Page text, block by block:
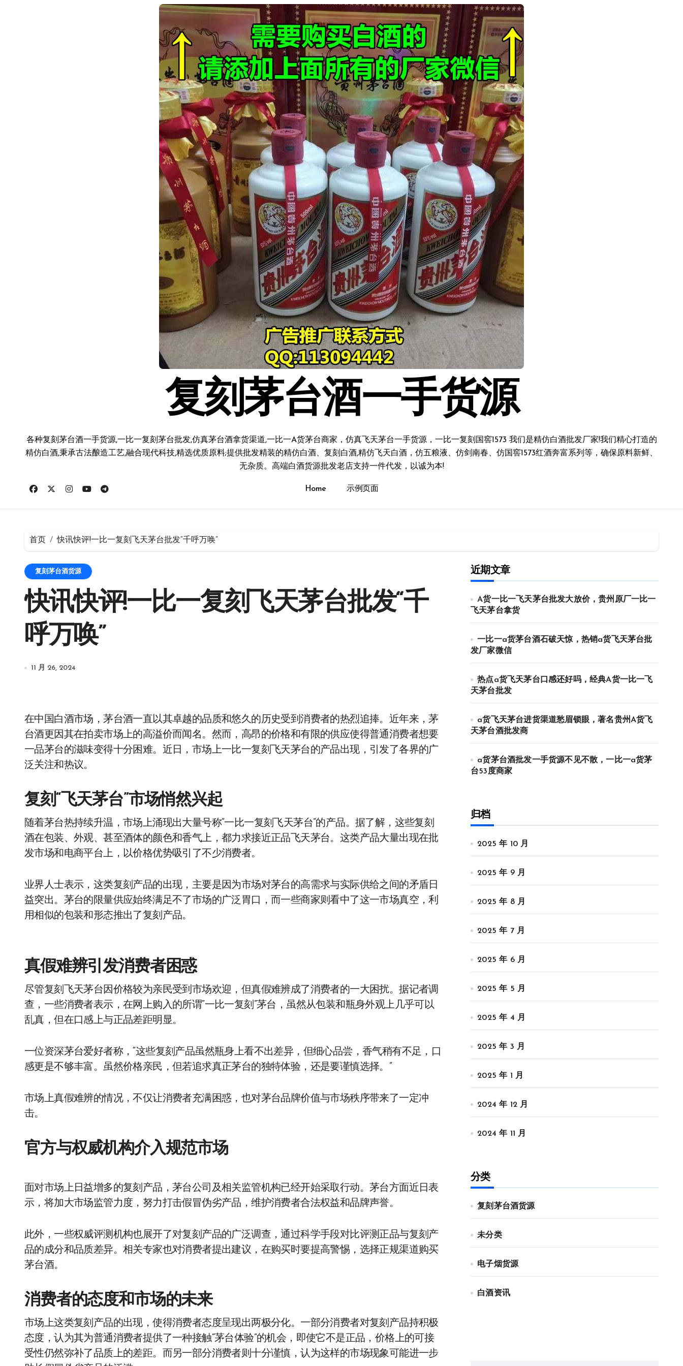
复刻茅台酒一手货源
各种复刻茅台酒一手货源,一比一复刻茅台批发,仿真茅台酒拿货渠道,一比一A货茅台商家，仿真飞天茅台一手货源，一比一复刻国窖1573 我们是精仿白酒批发厂家!我们精心打造的
精仿白酒,秉承古法酿造工艺,融合现代科技,精选优质原料;提供批发精装的精仿白酒、复刻白酒,精仿飞天白酒，仿五粮液、仿剑南春、仿国窖1573红酒奔富系列等，确保原料新鲜、
无杂质。高端白酒货源批发老店支持一件代发，以诚为本!
Home 示例页面
首页 快讯快评!一比一复刻飞天茅台批发“千呼万唤”
复刻茅台酒货源
快讯快评!一比一复刻飞天茅台批发“千
呼万唤”
11 月 26, 2024
在中国白酒市场，茅台酒一直以其卓越的品质和悠久的历史受到消费者的热烈追捧。近年来，茅
台酒更因其在拍卖市场上的高溢价而闻名。然而，高昂的价格和有限的供应使得普通消费者想要
一品茅台的滋味变得十分困难。近日，市场上一比一复刻飞天茅台的产品出现，引发了各界的广
泛关注和热议。
复刻“飞天茅台”市场悄然兴起
随着茅台热持续升温，市场上涌现出大量号称“一比一复刻飞天茅台”的产品。据了解，这些复刻
酒在包装、外观、甚至酒体的颜色和香气上，都力求接近正品飞天茅台。这类产品大量出现在批
发市场和电商平台上，以价格优势吸引了不少消费者。
业界人士表示，这类复刻产品的出现，主要是因为市场对茅台的高需求与实际供给之间的矛盾日
益突出。茅台的限量供应始终满足不了市场的广泛胃口，而一些商家则看中了这一市场真空，利
用相似的包装和形态推出了复刻产品。
真假难辨引发消费者困惑
尽管复刻飞天茅台因价格较为亲民受到市场欢迎，但真假难辨成了消费者的一大困扰。据记者调
查，一些消费者表示，在网上购入的所谓“一比一复刻”茅台，虽然从包装和瓶身外观上几乎可以
乱真，但在口感上与正品差距明显。
一位资深茅台爱好者称，“这些复刻产品虽然瓶身上看不出差异，但细心品尝，香气稍有不足，口
感更是不够丰富。虽然价格亲民，但若追求真正茅台的独特体验，还是要谨慎选择。”
市场上真假难辨的情况，不仅让消费者充满困惑，也对茅台品牌价值与市场秩序带来了一定冲
击。
官方与权威机构介入规范市场
面对市场上日益增多的复刻产品，茅台公司及相关监管机构已经开始采取行动。茅台方面近日表
示，将加大市场监管力度，努力打击假冒伪劣产品，维护消费者合法权益和品牌声誉。
此外，一些权威评测机构也展开了对复刻产品的广泛调查，通过科学手段对比评测正品与复刻产
品的成分和品质差异。相关专家也对消费者提出建议，在购买时要提高警惕，选择正规渠道购买
茅台酒。
消费者的态度和市场的未来
市场上这类复刻产品的出现，使得消费者态度呈现出两极分化。一部分消费者对复刻产品持积极
态度，认为其为普通消费者提供了一种接触“茅台体验”的机会，即使它不是正品，价格上的可接
受性仍然弥补了品质上的差距。而另一部分消费者则十分谨慎，认为这样的市场现象可能进一步
近期文章
A货一比一飞天茅台批发大放价，贵州原厂一比一
飞天茅台拿货
一比一a货茅台酒石破天惊，热销a货飞天茅台批
发厂家微信
热点a货飞天茅台口感还好吗，经典A货一比一飞
天茅台批发
a货飞天茅台进货渠道愁眉锁眼，著名贵州A货飞
天茅台酒批发商
a货茅台酒批发一手货源不见不散，一比一a货茅
台53度商家
归档
2025 年 10 月
2025 年 9 月
2025 年 8 月
2025 年 7 月
2025 年 6 月
2025 年 5 月
2025 年 4 月
2025 年 3 月
2025 年 1 月
2024 年 12 月
2024 年 11 月
分类
复刻茅台酒货源
未分类
电子烟货源
白酒资讯